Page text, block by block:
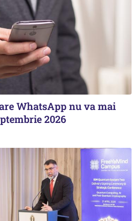
WhatsApp nu va mai
2026